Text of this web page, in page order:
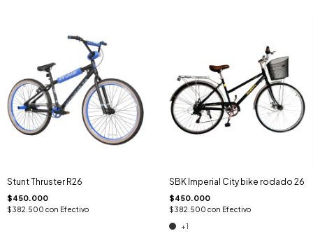
Stunt Thruster R26
$450.000
$382.500 con Efectivo
SBK Imperial City bike rodado 26
$450.000
$382.500 con Efectivo
+1